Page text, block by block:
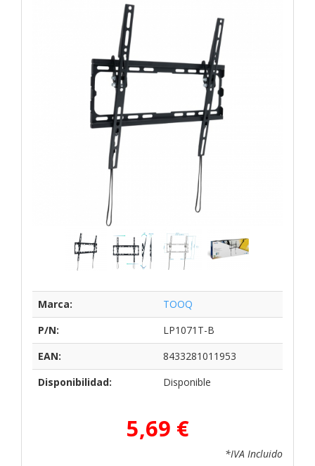
Marca:
TOOQ
P/N:
LP1071T-B
EAN:
8433281011953
Disponibilidad:
Disponible
5,69 €
*IVA Incluido